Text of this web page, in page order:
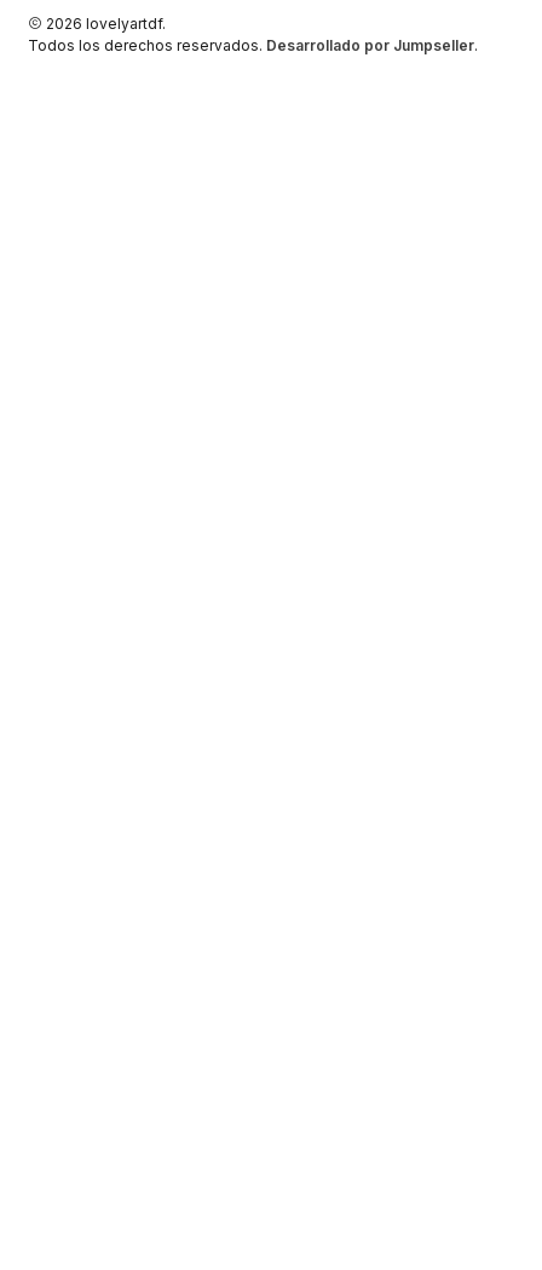
2026 lovelyartdf.
Todos los derechos reservados. Desarrollado por Jumpseller.